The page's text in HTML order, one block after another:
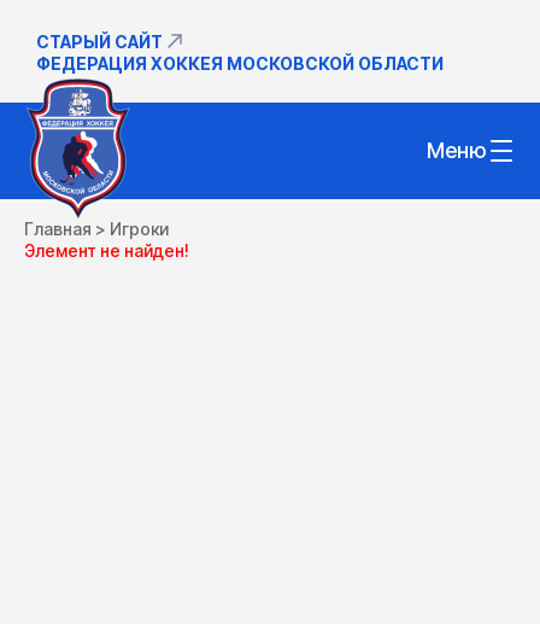
СТАРЫЙ САЙТ
ФЕДЕРАЦИЯ ХОККЕЯ МОСКОВСКОЙ ОБЛАСТИ
Меню
Главная > Игроки
Элемент не найден!